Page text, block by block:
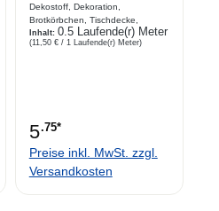
Dekostoff, Dekoration,
Brotkörbchen, Tischdecke,
Platzdecke, Hundekissen,
Vorhang, Stuhl, Sofaabdeckung
Inhalt: 0.5 Laufende(r) Meter
(11,50 € / 1 Laufende(r) Meter)
5.75*
Preise inkl. MwSt. zzgl.
Versandkosten